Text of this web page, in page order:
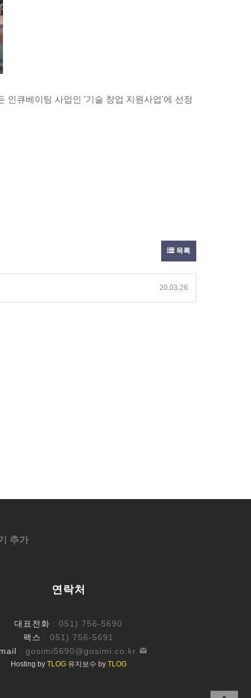
인큐베이팅 사업인 '기술 창업 지원사업'에 선정
목록
20.03.26
추가
연락처
대표전화 : 051) 756-5690
팩스 : 051) 756-5691
: gosimi5690@gosimi.co.kr
Hosting by TLOG유지보수 by TLOG